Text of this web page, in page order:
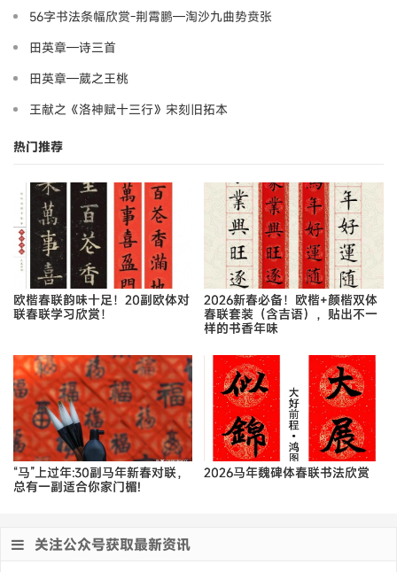
56字书法条幅欣赏-荆霄鹏—淘沙九曲势贲张
田英章—诗三首
田英章—葳之王桃
王献之《洛神赋十三行》宋刻旧拓本
热门推荐
欧楷春联韵味十足！20副欧体对
联春联学习欣赏！
2026新春必备！欧楷+颜楷双体
春联套装（含吉语），贴出不一
样的书香年味
“马”上过年:30副马年新春对联，
总有一副适合你家门楣!
2026马年魏碑体春联书法欣赏
关注公众号获取最新资讯